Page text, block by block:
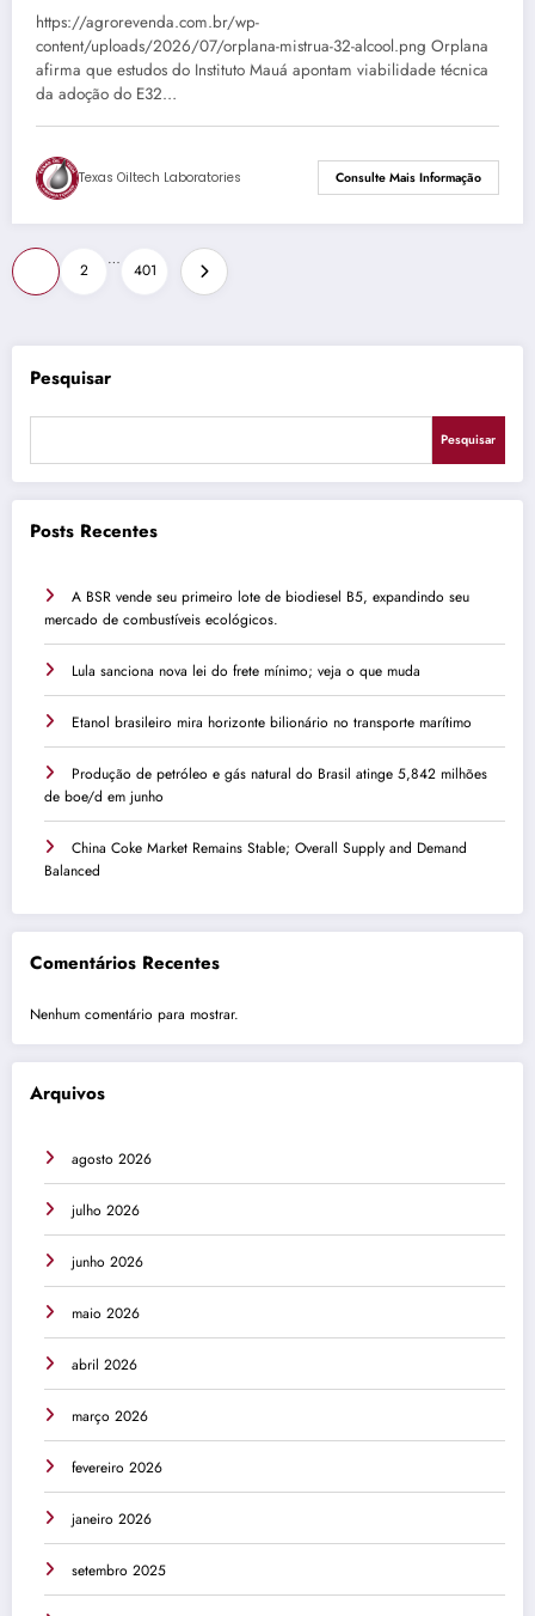
https://agrorevenda.com.br/wp-
content/uploads/2026/07/orplana-mistrua-32-alcool.png Orplana
afirma que estudos do Instituto Mauá apontam viabilidade técnica
da adoção do E32…
Texas Oiltech Laboratories Consulte Mais Informação
Paginação
de
posts
2
…
401
Pesquisar
Pesquisar
Posts Recentes
A BSR vende seu primeiro lote de biodiesel B5, expandindo seu
mercado de combustíveis ecológicos.
Lula sanciona nova lei do frete mínimo; veja o que muda
Etanol brasileiro mira horizonte bilionário no transporte marítimo
Produção de petróleo e gás natural do Brasil atinge 5,842 milhões
de boe/d em junho
China Coke Market Remains Stable; Overall Supply and Demand
Balanced
Comentários Recentes
Nenhum comentário para mostrar.
Arquivos
agosto 2026
julho 2026
junho 2026
maio 2026
abril 2026
março 2026
fevereiro 2026
janeiro 2026
setembro 2025